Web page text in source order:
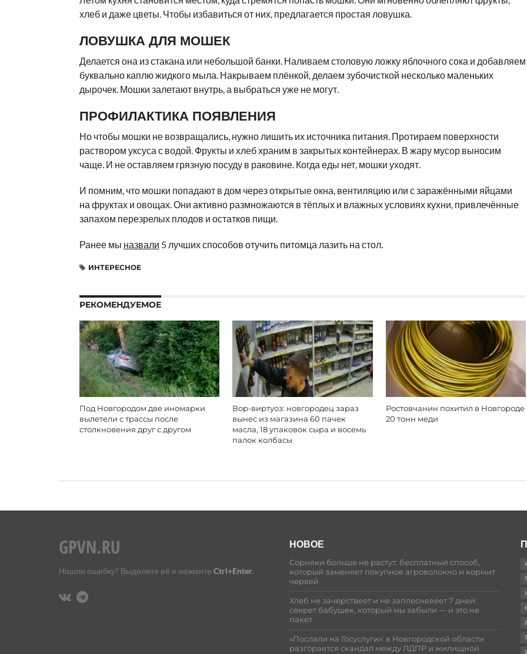
хлеб и даже цветы. Чтобы избавиться от них, предлагается простая ловушка.
ЛОВУШКА ДЛЯ МОШЕК
Делается она из стакана или небольшой банки. Наливаем столовую ложку яблочного сока и добавляем
буквально каплю жидкого мыла. Накрываем плёнкой, делаем зубочисткой несколько маленьких
дырочек. Мошки залетают внутрь, а выбраться уже не могут.
ПРОФИЛАКТИКА ПОЯВЛЕНИЯ
Но чтобы мошки не возвращались, нужно лишить их источника питания. Протираем поверхности
раствором уксуса с водой. Фрукты и хлеб храним в закрытых контейнерах. В жару мусор выносим
чаще. И не оставляем грязную посуду в раковине. Когда еды нет, мошки уходят.
И помним, что мошки попадают в дом через открытые окна, вентиляцию или с заражёнными яйцами
на фруктах и овощах. Они активно размножаются в тёплых и влажных условиях кухни, привлечённые
запахом перезрелых плодов и остатков пищи.
Ранее мы назвали 5 лучших способов отучить питомца лазить на стол.
ИНТЕРЕСНОЕ
РЕКОМЕНДУЕМОЕ
Под Новгородом две иномарки
вылетели с трассы после
столкновения друг с другом
Вор-виртуоз: новгородец зараз
вынес из магазина 60 пачек
масла, 18 упаковок сыра и восемь
палок колбасы
Ростовчанин похитил в Новгороде
20 тонн меди
Нашли ошибку? Выделите её и нажмите Ctrl+Enter.
НОВОЕ
Сорняки больше не растут: бесплатный способ,
который заменяет покупное агроволокно и кормит
червей
Хлеб не зачерствеет и не заплесневеет 7 дней:
секрет бабушек, который мы забыли — и это не
пакет
«Послали на Госуслуги»: в Новгородской области
разгорается скандал между ЛДПР и жилищной